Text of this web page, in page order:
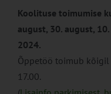
Koolituse toimumise
august, 30. august,
2024.
Õppetöö toimub
17.00.